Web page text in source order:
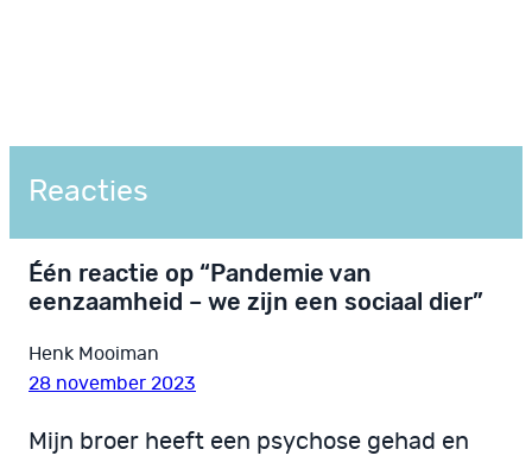
Reacties
Één reactie op “Pandemie van
eenzaamheid – we zijn een sociaal dier”
Henk Mooiman
28 november 2023
Mijn broer heeft een psychose gehad en